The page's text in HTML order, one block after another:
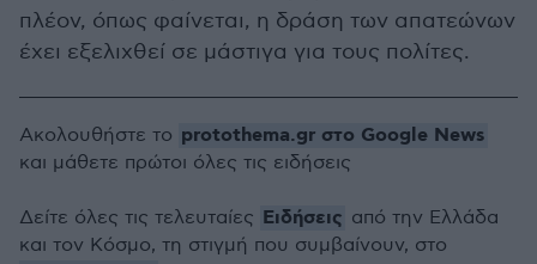
πλέον, όπως φαίνεται, η δράση των απατεώνων
έχει εξελιχθεί σε μάστιγα για τους πολίτες.
Ακολουθήστε το protothema.gr στο Google News
και μάθετε πρώτοι όλες τις ειδήσεις
Δείτε όλες τις τελευταίες Ειδήσεις από την Ελλάδα
και τον Κόσμο, τη στιγμή που συμβαίνουν, στο